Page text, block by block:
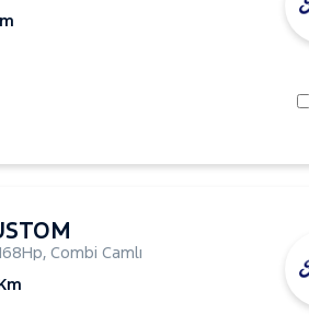
, Combi Camlı